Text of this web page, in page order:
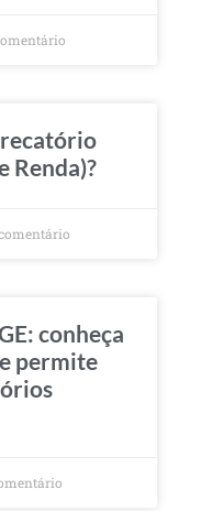
Renda)?
conheça
permite